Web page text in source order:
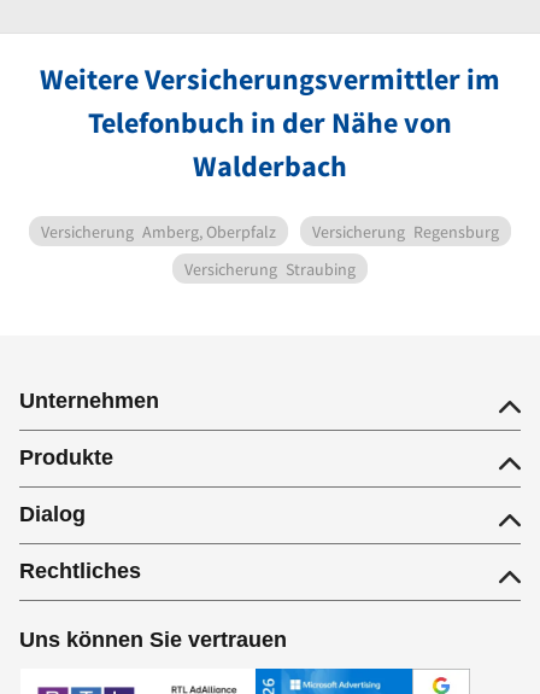
Weitere Versicherungsvermittler im
Telefonbuch in der Nähe von
Walderbach
Versicherung Amberg, Oberpfalz Versicherung Regensburg
Versicherung Straubing
Unternehmen
Produkte
Dialog
Rechtliches
Uns können Sie vertrauen